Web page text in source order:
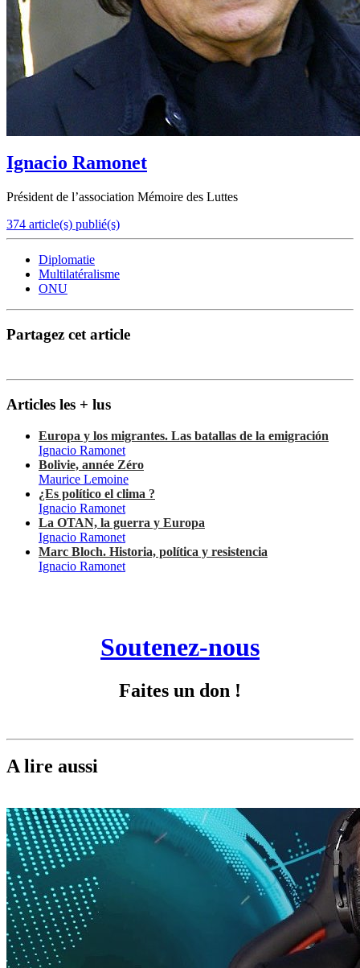
Ignacio Ramonet
Président de l’association Mémoire des Luttes
374 article(s) publié(s)
Diplomatie
Multilatéralisme
ONU
Partagez cet article
Articles les + lus
Europa y los migrantes. Las batallas de la emigración
Ignacio Ramonet
Bolivie, année Zéro
Maurice Lemoine
¿Es político el clima ?
Ignacio Ramonet
La OTAN, la guerra y Europa
Ignacio Ramonet
Marc Bloch. Historia, política y resistencia
Ignacio Ramonet
Soutenez-nous
Faites un don !
A lire aussi